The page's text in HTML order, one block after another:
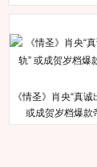
《情圣》肖央“真诚
或成贺岁档爆款